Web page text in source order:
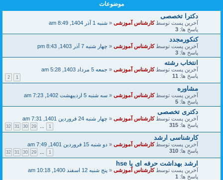
موضوعات
دکترا تخصصی
آخرین پست توسطکارشناس آموزشی « شنبه 1 آذر 1404, 8:49 am
پاسخ ها: 3
کنکورمجدد
آخرین پست توسطکارشناس آموزشی « چهار شنبه 7 آذر 1403, 8:43 pm
پاسخ ها: 3
انتخاب رشته
آخرین پست توسطکارشناس آموزشی « جمعه 5 مرداد 1403, 5:28 am
پاسخ ها: 11
1
2
مشاوره
آخرین پست توسطکارشناس آموزشی « سه شنبه 5 اردیبهشت 1402, 7:23 am
پاسخ ها: 5
دکتری تخصصی
آخرین پست توسطکارشناس آموزشی « چهار شنبه 24 فروردین 1401, 7:31 am
پاسخ ها: 315
1
…
29
30
31
32
کارشناسی ارشد
آخرین پست توسطکارشناس آموزشی « دو شنبه 15 فروردین 1401, 7:49 am
پاسخ ها: 310
1
…
29
30
31
32
ارشد بهداشت حرفه ای یا hse
آخرین پست توسطکارشناس آموزشی « پنج شنبه 12 اسفند 1400, 10:18 am
پاسخ ها: 1